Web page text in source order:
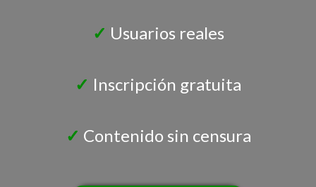
✓ Usuarios reales
✓ Inscripción gratuita
✓ Contenido sin censura